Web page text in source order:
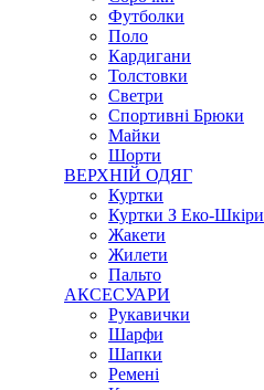
Футболки
Поло
Кардигани
Толстовки
Светри
Спортивні Брюки
Майки
Шорти
ВЕРХНІЙ ОДЯГ
Куртки
Куртки З Еко-Шкіри
Жакети
Жилети
Пальто
АКСЕСУАРИ
Рукавички
Шарфи
Шапки
Ремені